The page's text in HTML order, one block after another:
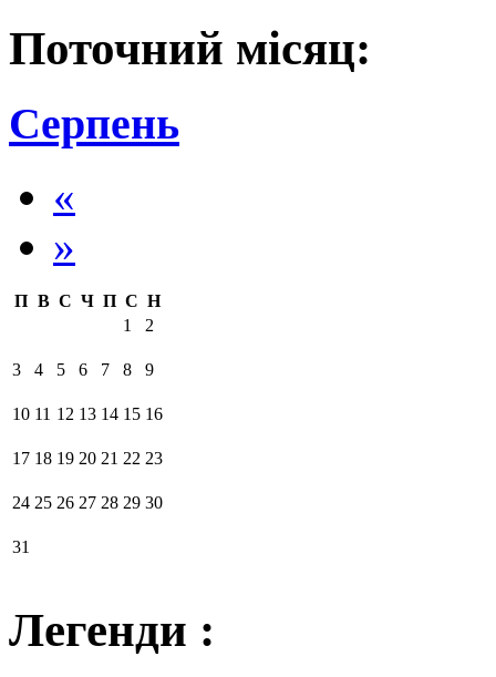
Поточний місяц:
Серпень
«
»
П В С Ч П С Н
1
2
3 4 5 6 7 8 9
10 11 12 13 14 15 16
17 18 19 20 21 22 23
24 25 26 27 28 29 30
31
Легенди :